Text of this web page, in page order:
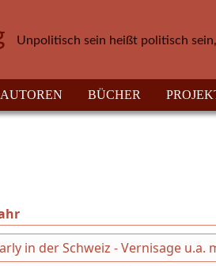
Unpolitisch sein heißt politisch
AUTOREN BÜCHER
Reiter)
in der Schweiz - Vernisage u.a.